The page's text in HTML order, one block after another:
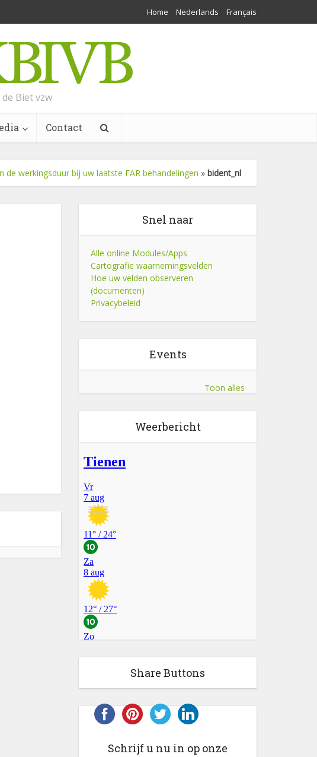
Home Nederlands Français
Biet vzw
Contact
werkingsduur bij uw laatste FAR behandelingen » bident_nl
Snel naar
Alle online Modules/Apps
Cartografie waarnemingsvelden
Hoe uw velden observeren
(documenten)
Privacybeleid
Events
Toon alles
Weerbericht
Share Buttons
Schrijf u nu in op onze